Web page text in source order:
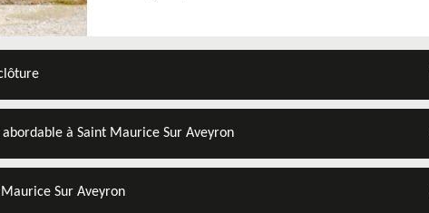
à Saint Maurice Sur Aveyron
Sur Aveyron